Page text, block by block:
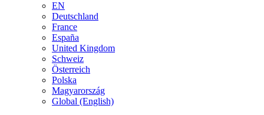
EN
Deutschland
France
España
United Kingdom
Schweiz
Österreich
Polska
Magyarország
Global (English)